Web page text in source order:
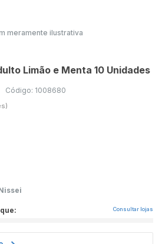
meramente ilustrativa
Limão e Menta 10 Unidades
Código: 1008680
Consultar lojas